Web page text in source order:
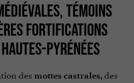
TÉMOINS
FORTIFICATIONS
PYRÉNÉES
des mottes castrales,des